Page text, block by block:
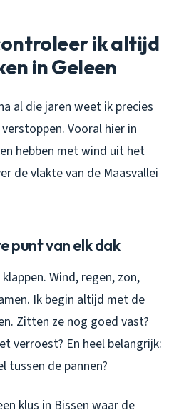
ik altijd
in Geleen
al die jaren weet ik precies
Vooral hier in
hebben met wind uit het
de vlakte van de Maasvallei
punt van elk dak
Wind, regen, zon,
Ik begin altijd met de
Zitten ze nog goed vast?
verroest? En heel belangrijk:
tussen de pannen?
klus in Bissen waar de